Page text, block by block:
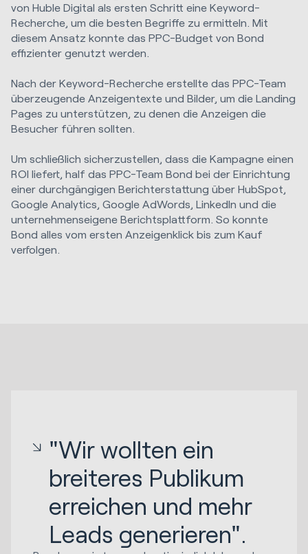
von Huble Digital als ersten Schritt eine Keyword-
Recherche, um die besten Begriffe zu ermitteln. Mit
diesem Ansatz konnte das PPC-Budget von Bond
effizienter genutzt werden.
Nach der Keyword-Recherche erstellte das PPC-Team
überzeugende Anzeigentexte und Bilder, um die Landing
Pages zu unterstützen, zu denen die Anzeigen die
Besucher führen sollten.
Um schließlich sicherzustellen, dass die Kampagne einen
ROI liefert, half das PPC-Team Bond bei der Einrichtung
einer durchgängigen Berichterstattung über HubSpot,
Google Analytics, Google AdWords, LinkedIn und die
unternehmenseigene Berichtsplattform. So konnte
Bond alles vom ersten Anzeigenklick bis zum Kauf
verfolgen.
"Wir wollten ein
breiteres Publikum
erreichen und mehr
Leads generieren".